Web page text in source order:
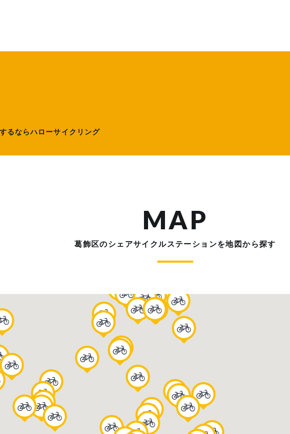
るならハローサイクリング
MAP
葛飾区のシェアサイクルステーションを地図から探す